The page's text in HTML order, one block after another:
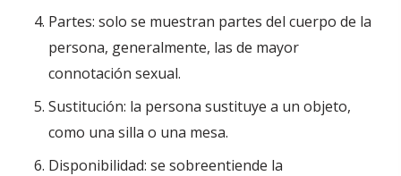
Partes: solo se muestran partes del cuerpo de la
persona, generalmente, las de mayor
connotación sexual.
Sustitución: la persona sustituye a un objeto,
como una silla o una mesa.
Disponibilidad: se sobreentiende la